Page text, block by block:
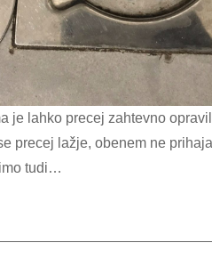
precej lažje, obenem ne
tudi…